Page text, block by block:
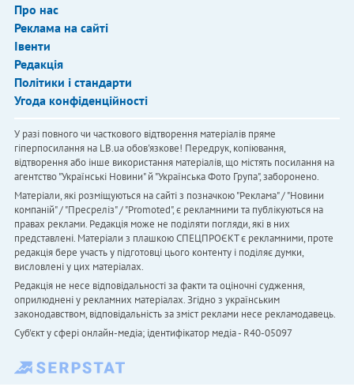
Про нас
Реклама на сайті
Івенти
Редакція
Політики і стандарти
Угода конфіденційності
У разі повного чи часткового відтворення матеріалів пряме
гіперпосилання на LB.ua обов'язкове! Передрук, копіювання,
відтворення або інше використання матеріалів, що містять посилання на
агентство "Українськi Новини" й "Українська Фото Група", заборонено.
Матеріали, які розміщуються на сайті з позначкою "Реклама" / "Новини
компаній" / "Пресреліз" / "Promoted", є рекламними та публікуються на
правах реклами. Редакція може не поділяти погляди, які в них
представлені. Матеріали з плашкою СПЕЦПРОЄКТ є рекламними, проте
редакція бере участь у підготовці цього контенту і поділяє думки,
висловлені у цих матеріалах.
Редакція не несе відповідальності за факти та оціночні судження,
оприлюднені у рекламних матеріалах. Згідно з українським
законодавством, відповідальність за зміст реклами несе рекламодавець.
Cуб'єкт у сфері онлайн-медіа; ідентифікатор медіа - R40-05097